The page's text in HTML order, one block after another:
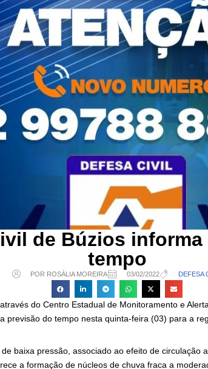
de Búzios
tempo
POR ROSÁLIA MOREIRA 03/02/2022 DEFESA
do Centro Estadual de Monitoramento e
previsão do tempo nesta quinta-feira (03) para a
baixa pressão, associado ao efeito de circulação
a formação de núcleos de chuva fraca a